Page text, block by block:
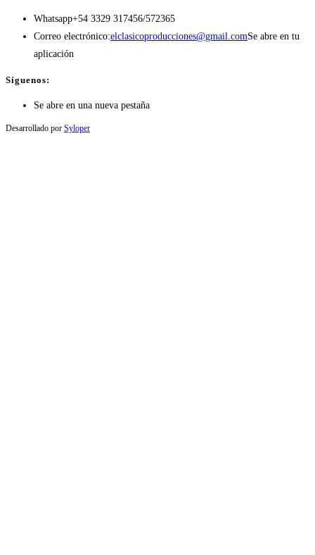
Whatsapp+54 3329 317456/572365
Correo electrónico:elclasicoproducciones@gmail.comSe abre en tu
aplicación
Síguenos:
Se abre en una nueva pestaña
Desarrollado por Syloper